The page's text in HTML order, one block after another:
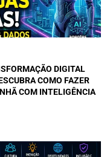
DIGITAL
COMO FAZER
COM INTELIGÊNCIA